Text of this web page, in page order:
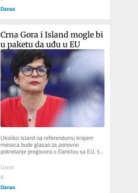
Danas
Crna Gora i Island mogle bi
u paketu da uđu u EU
Ukoliko Island na referendumu krajem
meseca bude glasao za ponovno
pokretanje pregovora o članstvu sa EU, ta
zemlja i Crna Gora mogle bi istovremeno...
latest
8
Danas